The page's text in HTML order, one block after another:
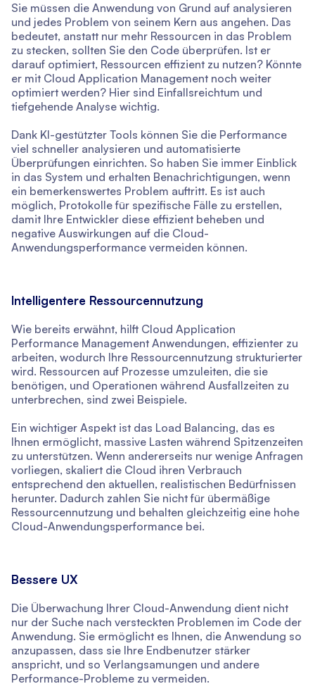
Sie müssen die Anwendung von Grund auf analysieren
und jedes Problem von seinem Kern aus angehen. Das
bedeutet, anstatt nur mehr Ressourcen in das Problem
zu stecken, sollten Sie den Code überprüfen. Ist er
darauf optimiert, Ressourcen effizient zu nutzen? Könnte
er mit Cloud Application Management noch weiter
optimiert werden? Hier sind Einfallsreichtum und
tiefgehende Analyse wichtig.
Dank KI-gestützter Tools können Sie die Performance
viel schneller analysieren und automatisierte
Überprüfungen einrichten. So haben Sie immer Einblick
in das System und erhalten Benachrichtigungen, wenn
ein bemerkenswertes Problem auftritt. Es ist auch
möglich, Protokolle für spezifische Fälle zu erstellen,
damit Ihre Entwickler diese effizient beheben und
negative Auswirkungen auf die Cloud-
Anwendungsperformance vermeiden können.
Intelligentere Ressourcennutzung
Wie bereits erwähnt, hilft Cloud Application
Performance Management Anwendungen, effizienter zu
arbeiten, wodurch Ihre Ressourcennutzung strukturierter
wird. Ressourcen auf Prozesse umzuleiten, die sie
benötigen, und Operationen während Ausfallzeiten zu
unterbrechen, sind zwei Beispiele.
Ein wichtiger Aspekt ist das Load Balancing, das es
Ihnen ermöglicht, massive Lasten während Spitzenzeiten
zu unterstützen. Wenn andererseits nur wenige Anfragen
vorliegen, skaliert die Cloud ihren Verbrauch
entsprechend den aktuellen, realistischen Bedürfnissen
herunter. Dadurch zahlen Sie nicht für übermäßige
Ressourcennutzung und behalten gleichzeitig eine hohe
Cloud-Anwendungsperformance bei.
Bessere UX
Die Überwachung Ihrer Cloud-Anwendung dient nicht
nur der Suche nach versteckten Problemen im Code der
Anwendung. Sie ermöglicht es Ihnen, die Anwendung so
anzupassen, dass sie Ihre Endbenutzer stärker
anspricht, und so Verlangsamungen und andere
Performance-Probleme zu vermeiden.